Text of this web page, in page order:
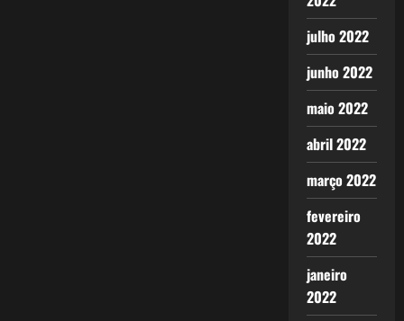
julho 2022
junho 2022
maio 2022
abril 2022
março 2022
fevereiro
2022
janeiro
2022